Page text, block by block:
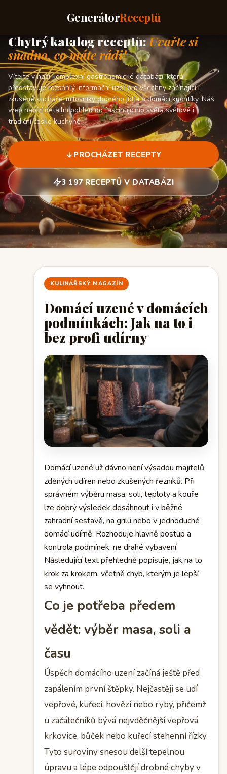
GenerátorReceptů
Chytrý katalog receptů:Uvařte si
snadno, co máte rádi!
Vítejte v naší komplexní gastronomické databázi, která
představuje rozsáhlý informační uzel pro všechny začínající i
zkušené kuchaře, milovníky dobrého jídla a domácí kuchtíky. Náš
web nabízí detailní pohled do fascinujícího světa světové i
tradiční české kuchyně.
PROCHÁZET RECEPTY
3 197 RECEPTŮ V DATABÁZI
KULINÁŘSKÝ MAGAZÍN
Domácí uzené v domácích
podmínkách: Jak na to i
bez profi udírny
Domácí uzené už dávno není výsadou majitelů
zděných udíren nebo zkušených řezníků. Při
správném výběru masa, soli, teploty a kouře
lze dobrý výsledek dosáhnout i v běžné
zahradní sestavě, na grilu nebo v jednoduché
domácí udírně. Rozhoduje hlavně postup a
kontrola podmínek, ne drahé vybavení.
Následující text přehledně popisuje, jak na to
krok za krokem, včetně chyb, kterým je lepší
se vyhnout.
Co je potřeba předem
vědět: výběr masa, soli a
času
Úspěch domácího uzení začíná ještě před
zapálením první štěpky. Nejčastěji se udí
vepřové, kuřecí, hovězí nebo ryby, přičemž
u začátečníků bývá nejvděčnější vepřová
krkovice, bůček nebo kuřecí stehenní řízky.
Tyto suroviny snesou delší tepelnou
úpravu a lépe odpouštějí drobné chyby v